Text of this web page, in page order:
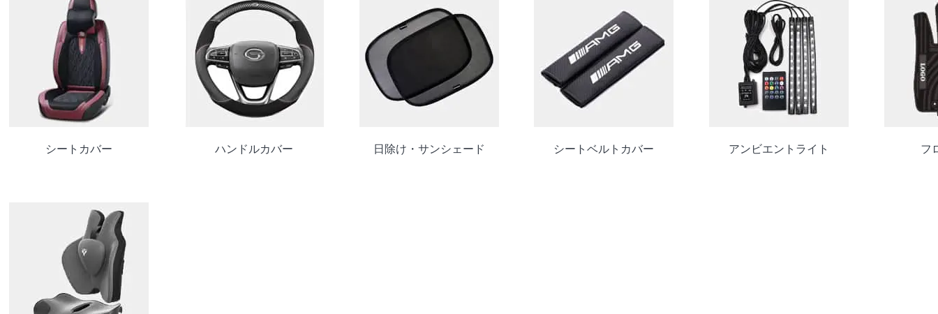
シートカバー ハンドルカバー 日除け・サンシェード シートベルトカバー アンビエントライト フ